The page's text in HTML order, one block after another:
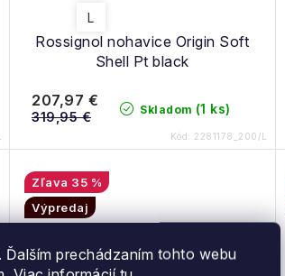
prechádzaním tohto webu
Rossignol nohavice Origin Soft
Shell Pt black
L
Skladom (1 ks)
207,97 €
319,95 €
Kód: 2281178_200/L
35 %
Výpredaj